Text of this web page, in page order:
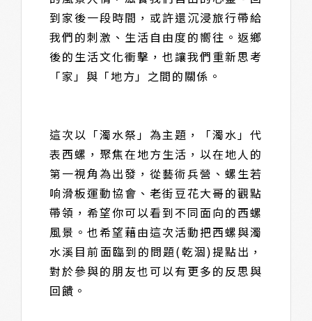
到家後一段時間，或許還沉浸旅行帶給
我們的刺激、生活自由度的嚮往。返鄉
後的生活文化衝擊，也讓我們重新思考
「家」與「地方」之間的關係。
這次以「濁水祭」為主題，「濁水」代
表西螺，聚焦在地方生活，以在地人的
第一視角為出發，從藝術兵營、螺生若
响滑板運動協會、老街豆花大哥的觀點
帶領，希望你可以看到不同面向的西螺
風景。也希望藉由這次活動把西螺與濁
水溪目前面臨到的問題(乾涸)提點出，
對於參與的朋友也可以有更多的反思與
回饋。